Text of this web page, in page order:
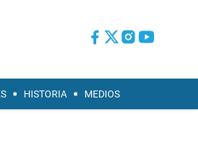
HISTORIA MEDIOS